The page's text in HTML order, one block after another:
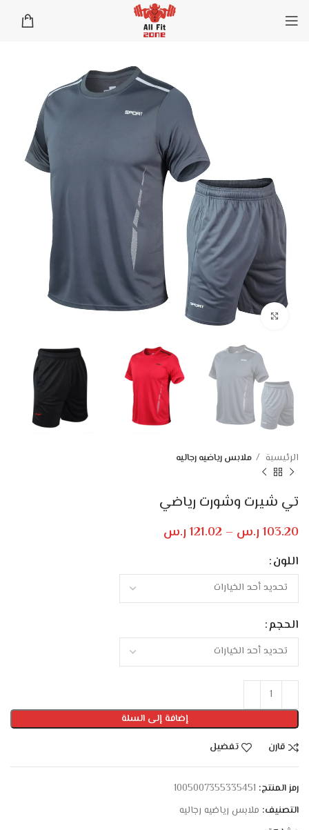
Click to enlarge
الرئيسية ملابس رياضيه رجاليه
تي شيرت وشورت رياضي
103.20 ر.س –
121.02 ر.س
اللون
الحجم
إضافة إلى السلة
قارن
تفضيل
رمز المنتج: 1005007355335451
التصنيف: ملابس رياضيه رجاليه